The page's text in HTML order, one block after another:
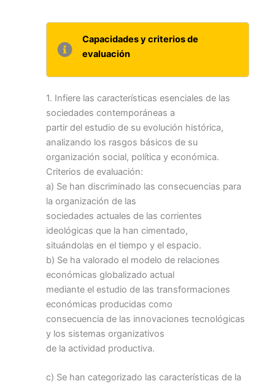
Capacidades y criterios de
evaluación
1. Infiere las características esenciales de las
sociedades contemporáneas a
partir del estudio de su evolución histórica,
analizando los rasgos básicos de su
organización social, política y económica.
Criterios de evaluación:
a) Se han discriminado las consecuencias para
la organización de las
sociedades actuales de las corrientes
ideológicas que la han cimentado,
situándolas en el tiempo y el espacio.
b) Se ha valorado el modelo de relaciones
económicas globalizado actual
mediante el estudio de las transformaciones
económicas producidas como
consecuencia de las innovaciones tecnológicas
y los sistemas organizativos
de la actividad productiva.
c) Se han categorizado las características de la